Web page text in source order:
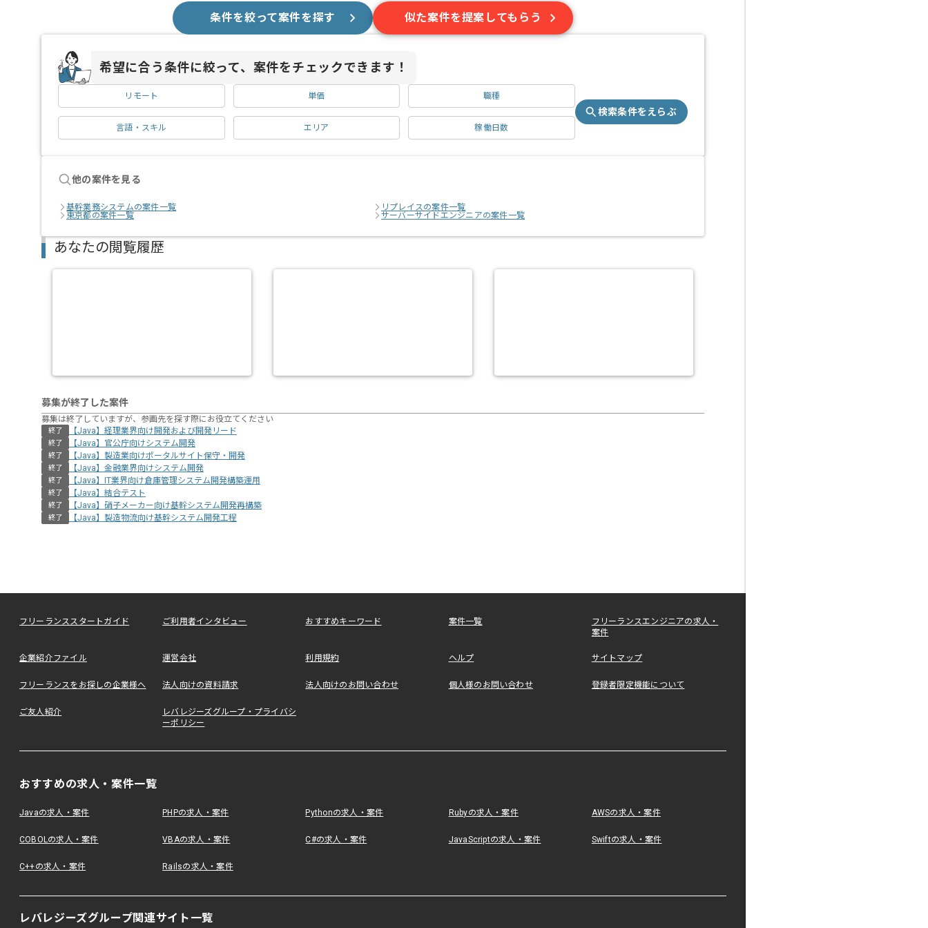
条件を絞って案件を探す 似た案件を提案してもらう
希望に合う条件に絞って、案件をチェックできます！
リモート 単価 職種
言語・スキル エリア 稼働日数
検索条件をえらぶ
他の案件を見る
基幹業務システムの案件一覧
リプレイスの案件一覧
東京都の案件一覧
サーバーサイドエンジニアの案件一覧
あなたの閲覧履歴
募集が終了した案件
募集は終了していますが、参画先を探す際にお役立てください
終了 【Java】経理業界向け開発および開発リード
終了 【Java】官公庁向けシステム開発
終了 【Java】製造業向けポータルサイト保守・開発
終了 【Java】金融業界向けシステム開発
終了 【Java】IT業界向け倉庫管理システム開発構築運用
終了 【Java】結合テスト
終了 【Java】硝子メーカー向け基幹システム開発再構築
終了 【Java】製造物流向け基幹システム開発工程
フリーランススタートガイド ご利用者インタビュー おすすめキーワード 案件一覧
フリーランスエンジニアの求人・
案件
企業紹介ファイル 運営会社 利用規約 ヘルプ サイトマップ
フリーランスをお探しの企業様へ 法人向けの資料請求 法人向けのお問い合わせ 個人様のお問い合わせ 登録者限定機能について
ご友人紹介
レバレジーズグループ・プライバシ
ーポリシー
おすすめの求人・案件一覧
Javaの求人・案件 PHPの求人・案件 Pythonの求人・案件 Rubyの求人・案件 AWSの求人・案件
COBOLの求人・案件 VBAの求人・案件 C#の求人・案件 JavaScriptの求人・案件 Swiftの求人・案件
C++の求人・案件 Railsの求人・案件
レバレジーズグループ関連サイト一覧